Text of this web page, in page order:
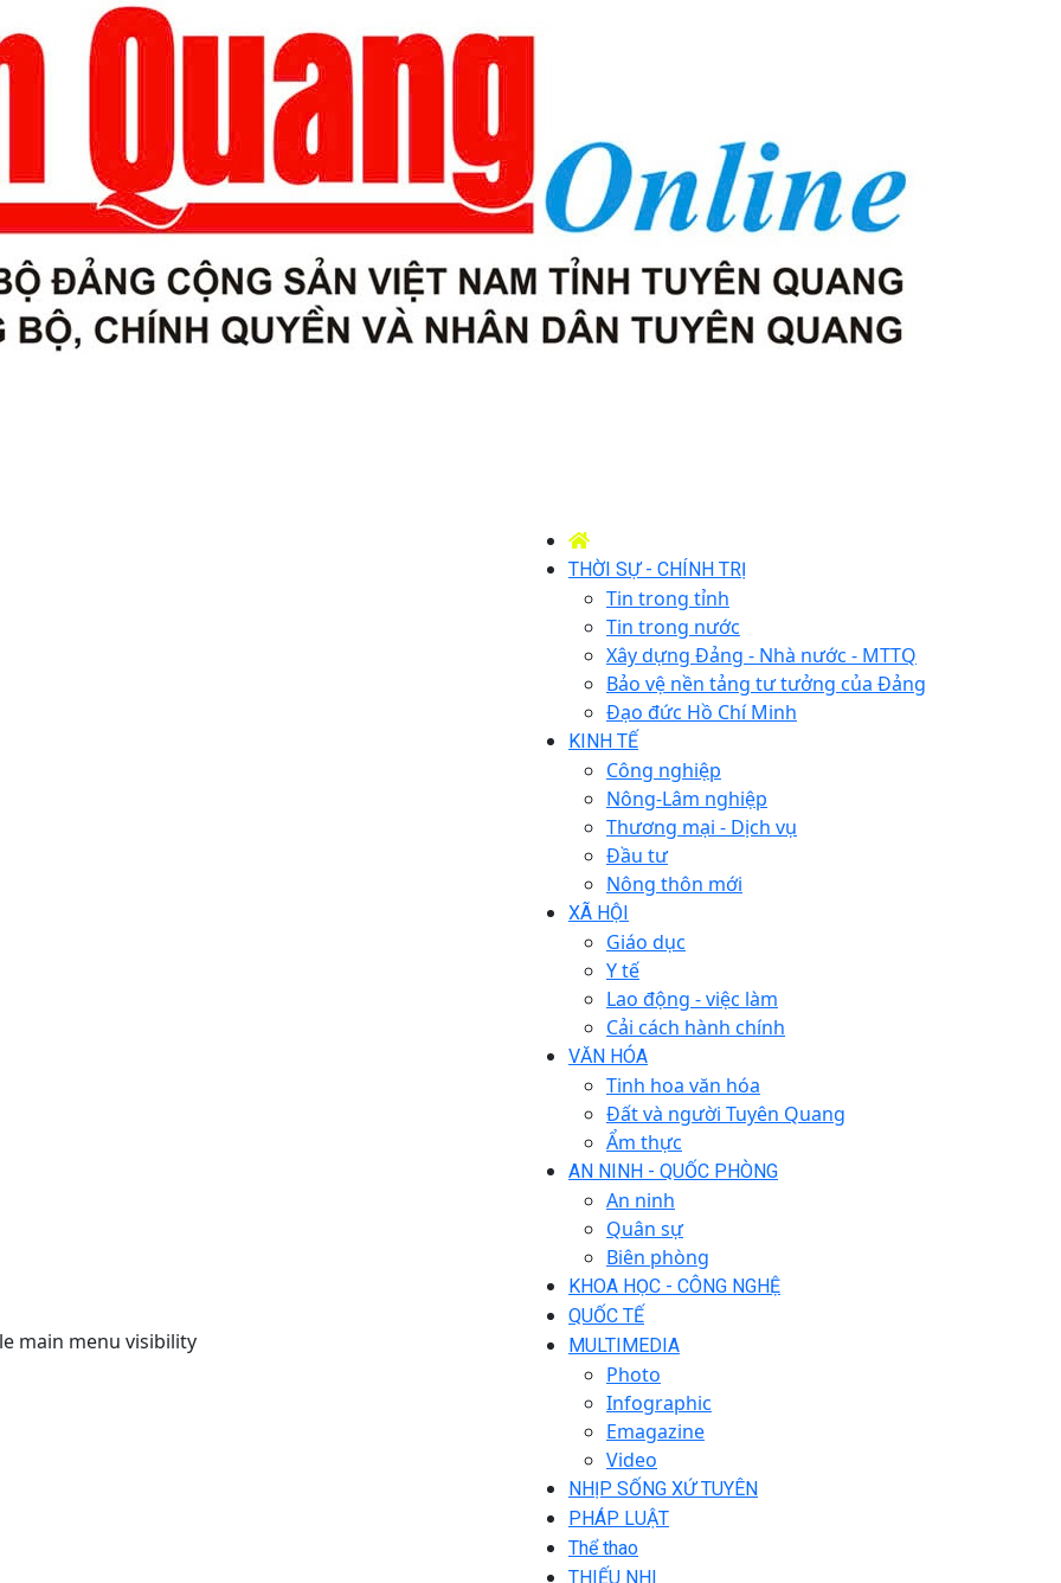
main menu visibility
THỜI SỰ - CHÍNH TRỊ
Tin trong tỉnh
Tin trong nước
Xây dựng Đảng - Nhà nước - MTTQ
Bảo vệ nền tảng tư tưởng của Đảng
Đạo đức Hồ Chí Minh
KINH TẾ
Công nghiệp
Nông-Lâm nghiệp
Thương mại - Dịch vụ
Đầu tư
Nông thôn mới
XÃ HỘI
Giáo dục
Y tế
Lao động - việc làm
Cải cách hành chính
VĂN HÓA
Tinh hoa văn hóa
Đất và người Tuyên Quang
Ẩm thực
AN NINH - QUỐC PHÒNG
An ninh
Quân sự
Biên phòng
KHOA HỌC - CÔNG NGHỆ
QUỐC TẾ
MULTIMEDIA
Photo
Infographic
Emagazine
Video
NHỊP SỐNG XỨ TUYÊN
PHÁP LUẬT
Thể thao
THIẾU NHI